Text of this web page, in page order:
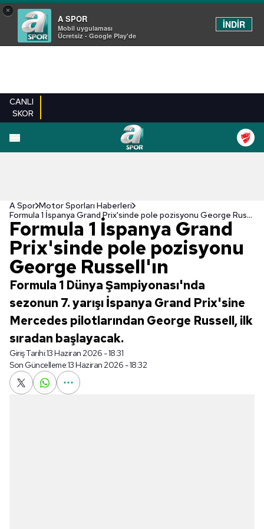
×
A SPOR
Mobil uygulaması
Ücretsiz - Google Play'de
İNDİR
CANLI
SKOR
A Spor Motor Sporları Haberleri
Formula 1 İspanya Grand Prix'sinde pole pozisyonu George Russell'ın
Formula 1 İspanya Grand
Prix'sinde pole pozisyonu
George Russell'ın
Formula 1 Dünya Şampiyonası'nda
sezonun 7. yarışı İspanya Grand Prix'sine
Mercedes pilotlarından George Russell, ilk
sıradan başlayacak.
Giriş Tarihi:13 Haziran 2026 - 18:31
Son Güncelleme:13 Haziran 2026 - 18:32